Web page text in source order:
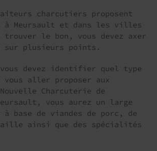
charcutiers proposent
à Meursault et dans les villes
trouver le bon, vous devez axer
sur plusieurs points.
vous devez identifier quel type
vous aller proposer aux
Charcuterie de
vous aurez un large
base de viandes de porc, de
ainsi que des spécialités